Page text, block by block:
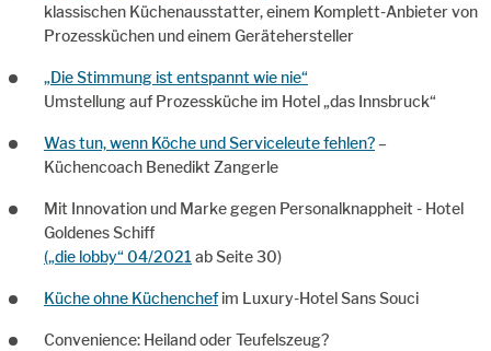
klassischen Küchenausstatter, einem Komplett-Anbieter von
Prozessküchen und einem Gerätehersteller
„Die Stimmung ist entspannt wie nie“
Umstellung auf Prozessküche im Hotel „das Innsbruck“
Was tun, wenn Köche und Serviceleute fehlen?–
Küchencoach Benedikt Zangerle
Mit Innovation und Marke gegen Personalknappheit - Hotel
Goldenes Schiff
(„die lobby“ 04/2021 ab Seite 30)
Küche ohne Küchenchefim Luxury-Hotel Sans Souci
Convenience: Heiland oder Teufelszeug?